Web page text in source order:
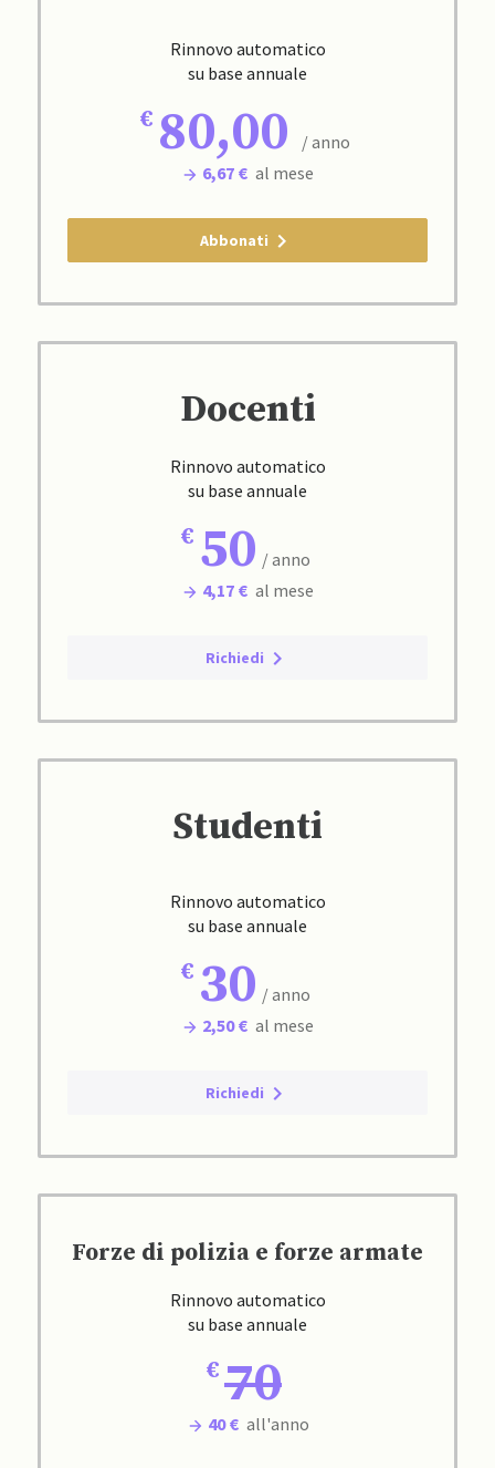
Rinnovo automatico
su base annuale
80,00
/ anno
6,67 € al mese
Abbonati
Docenti
Rinnovo automatico
su base annuale
50 / anno
4,17 € al mese
Richiedi
Studenti
Rinnovo automatico
su base annuale
30 / anno
2,50 € al mese
Richiedi
Forze di polizia e forze armate
Rinnovo automatico
su base annuale
70
40 € all'anno